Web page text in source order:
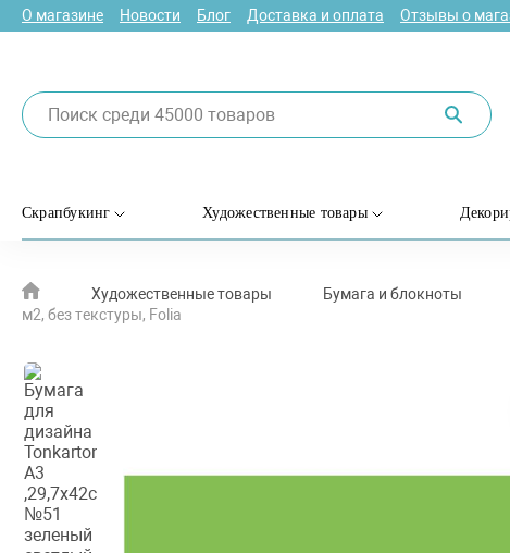
О магазине Новости Блог Доставка и оплата Отзывы о
Скрапбукинг Художественные товары
Художественные товары Бумага и блокноты
м2, без текстуры, Folia